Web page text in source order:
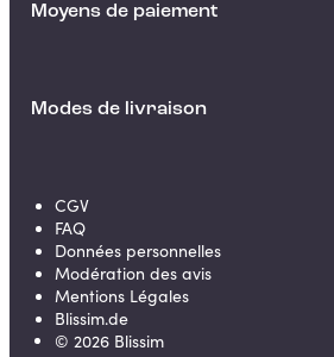
Moyens de paiement
Modes de livraison
CGV
FAQ
Données personnelles
Modération des avis
Mentions Légales
Blissim.de
© 2026 Blissim